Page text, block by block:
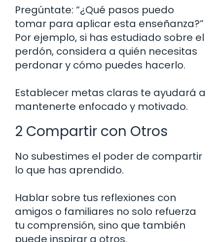
Pregúntate: “¿Qué pasos puedo
tomar para aplicar esta enseñanza?”
Por ejemplo, si has estudiado sobre el
perdón, considera a quién necesitas
perdonar y cómo puedes hacerlo.
Establecer metas claras te ayudará a
mantenerte enfocado y motivado.
2 Compartir con Otros
No subestimes el poder de compartir
lo que has aprendido.
Hablar sobre tus reflexiones con
amigos o familiares no solo refuerza
tu comprensión, sino que también
puede inspirar a otros.